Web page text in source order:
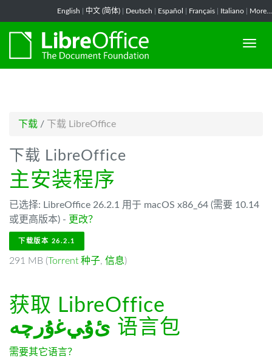
English 中文 (简体) Deutsch Español Français Italiano More...
下载 / 下载 LibreOffice
下载 LibreOffice
主安装程序
已选择: LibreOffice 26.2.1 用于 macOS x86_64 (需要 10.14
或更高版本) - 更改？
下载版本 26.2.1
291 MB (Torrent 种子, 信息)
获取 LibreOffice
ﺉۇﻲﻏۇﺭچە 语言包
需要其它语言？